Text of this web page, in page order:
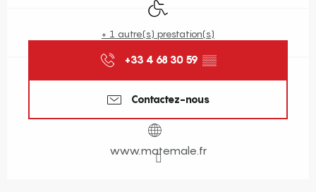
+ 1 autre(s) prestation(s)
+33 4 68 30 59 ▒▒
Contactez-nous
www.matemale.fr